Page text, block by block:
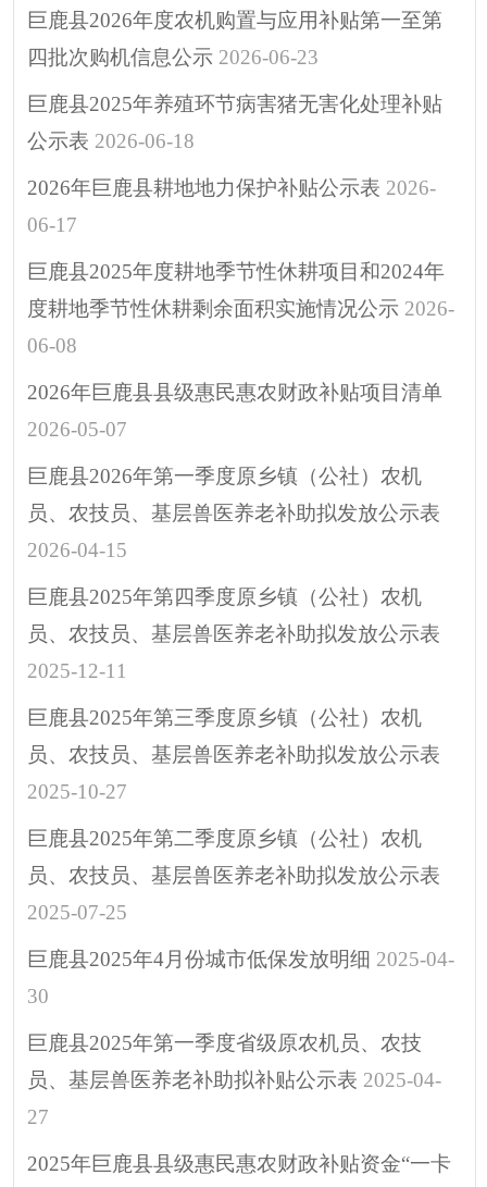
巨鹿县2026年度农机购置与应用补贴第一至第
四批次购机信息公示 2026-06-23
巨鹿县2025年养殖环节病害猪无害化处理补贴
公示表 2026-06-18
2026年巨鹿县耕地地力保护补贴公示表 2026-
06-17
巨鹿县2025年度耕地季节性休耕项目和2024年
度耕地季节性休耕剩余面积实施情况公示 2026-
06-08
2026年巨鹿县县级惠民惠农财政补贴项目清单
2026-05-07
巨鹿县2026年第一季度原乡镇（公社）农机
员、农技员、基层兽医养老补助拟发放公示表
2026-04-15
巨鹿县2025年第四季度原乡镇（公社）农机
员、农技员、基层兽医养老补助拟发放公示表
2025-12-11
巨鹿县2025年第三季度原乡镇（公社）农机
员、农技员、基层兽医养老补助拟发放公示表
2025-10-27
巨鹿县2025年第二季度原乡镇（公社）农机
员、农技员、基层兽医养老补助拟发放公示表
2025-07-25
巨鹿县2025年4月份城市低保发放明细 2025-04-
30
巨鹿县2025年第一季度省级原农机员、农技
员、基层兽医养老补助拟补贴公示表 2025-04-
27
2025年巨鹿县县级惠民惠农财政补贴资金“一卡